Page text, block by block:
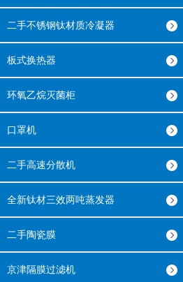
二手不锈钢钛材质冷凝器
板式换热器
环氧乙烷灭菌柜
口罩机
二手高速分散机
全新钛材三效两吨蒸发器
二手陶瓷膜
京津隔膜过滤机